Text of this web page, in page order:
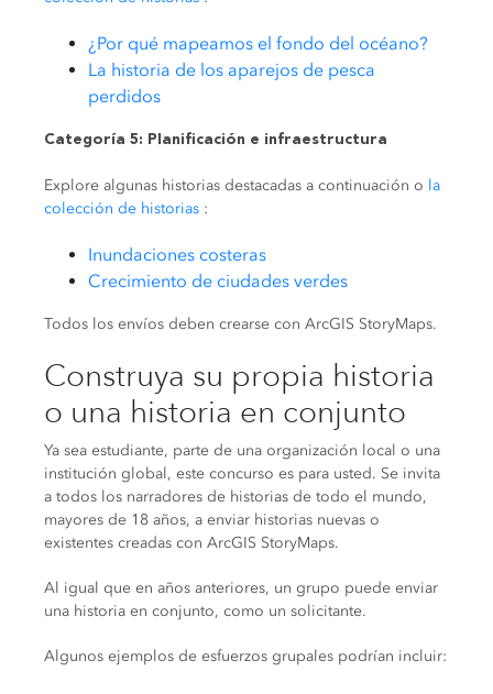
¿Por qué mapeamos el fondo del océano?
La historia de los aparejos de pesca
perdidos
Categoría 5: Planificación e infraestructura
Explore algunas historias destacadas a continuación o la
colección de historias :
Inundaciones costeras
Crecimiento de ciudades verdes
Todos los envíos deben crearse con ArcGIS StoryMaps.
Construya su propia historia
o una historia en conjunto
Ya sea estudiante, parte de una organización local o una
institución global, este concurso es para usted. Se invita
a todos los narradores de historias de todo el mundo,
mayores de 18 años, a enviar historias nuevas o
existentes creadas con ArcGIS StoryMaps.
Al igual que en años anteriores, un grupo puede enviar
una historia en conjunto, como un solicitante.
Algunos ejemplos de esfuerzos grupales podrían incluir: